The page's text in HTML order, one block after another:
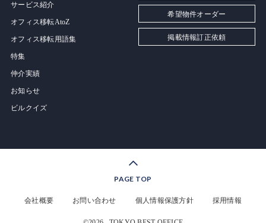
サービス紹介
オフィス移転AtoZ
オフィス移転用語集
特集
仲介実績
お知らせ
ビルクイズ
希望物件オーダー
掲載情報訂正依頼
PAGE TOP
会社概要 お問い合わせ 個人情報保護方針 採用情報